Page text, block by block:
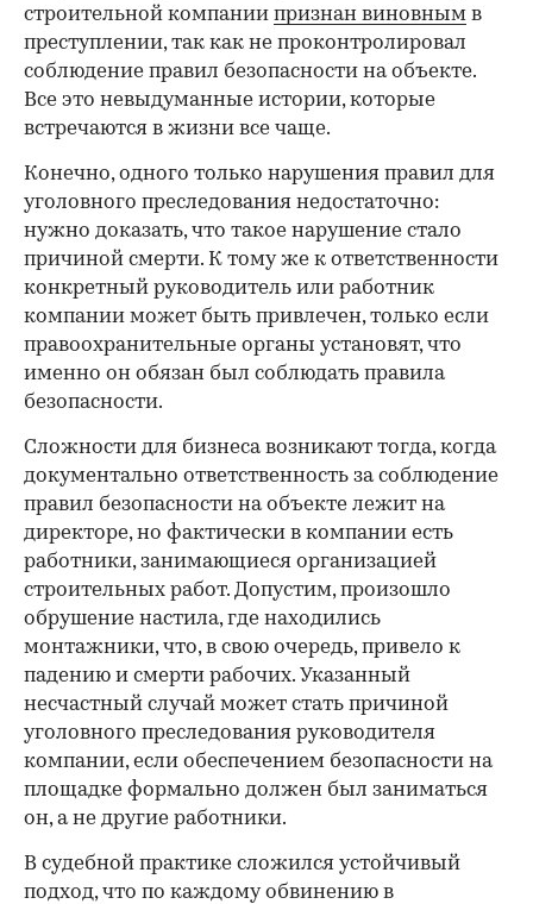
строительной компании признан виновным в
преступлении, так как не проконтролировал
соблюдение правил безопасности на объекте.
Все это невыдуманные истории, которые
встречаются в жизни все чаще.
Конечно, одного только нарушения правил для
уголовного преследования недостаточно:
нужно доказать, что такое нарушение стало
причиной смерти. К тому же к ответственности
конкретный руководитель или работник
компании может быть привлечен, только если
правоохранительные органы установят, что
именно он обязан был соблюдать правила
безопасности.
Сложности для бизнеса возникают тогда, когда
документально ответственность за соблюдение
правил безопасности на объекте лежит на
директоре, но фактически в компании есть
работники, занимающиеся организацией
строительных работ. Допустим, произошло
обрушение настила, где находились
монтажники, что, в свою очередь, привело к
падению и смерти рабочих. Указанный
несчастный случай может стать причиной
уголовного преследования руководителя
компании, если обеспечением безопасности на
площадке формально должен был заниматься
он, а не другие работники.
В судебной практике сложился устойчивый
подход, что по каждому обвинению в